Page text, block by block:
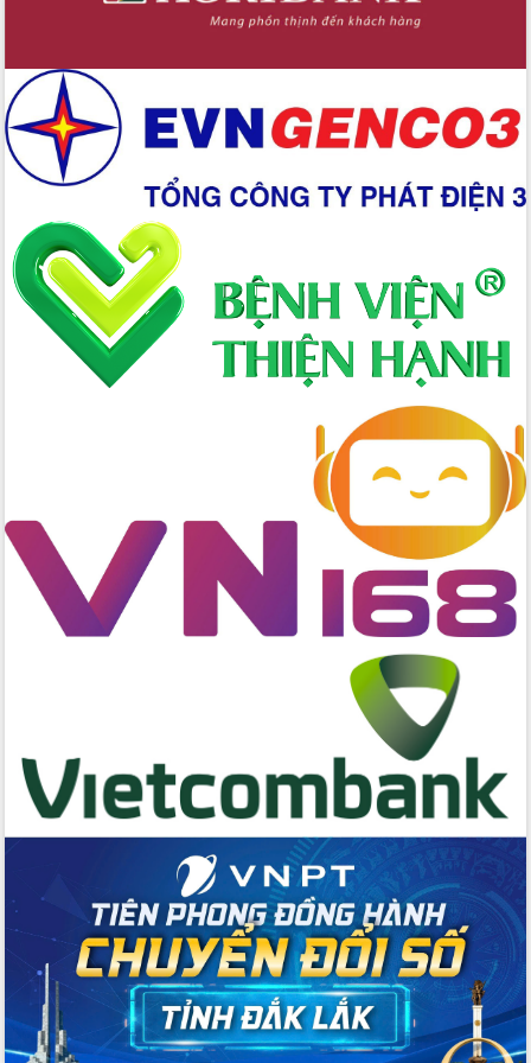
chúc mừng các bệnh viện nhân Ngày
Rộn ràng lễ hội truyền thống Sông
nước Đà Nông lần thứ I năm 2026
Kỳ họp Chuyên đề lần thứ Năm, HĐND
tỉnh Đắk Lắk thông qua các nghị quyết
quan trọng
Thống nhất danh sách giới thiệu ứng
cử đại biểu Quốc hội khoá XVI và đại
biểu HĐND tỉnh Đắk Lắk, nhiệm kỳ
2026-2031
Phát động hai phong trào thi đua quan
trọng trong kỷ nguyên mới
Hội nghị lần thứ tư Ban Chỉ đạo công
tác bầu cử tỉnh Đắk Lắk
Hội nghị Ban Chấp hành Đảng bộ tỉnh
Đắk Lắk lần thứ 2 (mở rộng)
Tập trung giải phóng mặt bằng, đẩy
nhanh tiến độ Tuyến đường bộ ven
quốc phòng, quân sự địa phương năm
2025
Tập trung triển khai quyết liệt, đồng bộ
các giải pháp nhằm thực hiện hiệu quả
các nhiệm vụ đề ra năm 2025
Phát huy vai trò của người có uy tín
trong phòng chống tảo hôn và hôn
nhân cận huyết thống
Nông sản Tây Nguyên thu hút doanh
nghiệp nước ngoài
Đắk Lắk định vị thương hiệu du lịch
“Biển – Rừng – Cà phê” trong không